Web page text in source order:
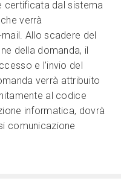
certificata dal sistema
verrà
Allo scadere del
della domanda, il
e l’invio del
verrà attribuito
al codice
informatica, dovrà
comunicazione